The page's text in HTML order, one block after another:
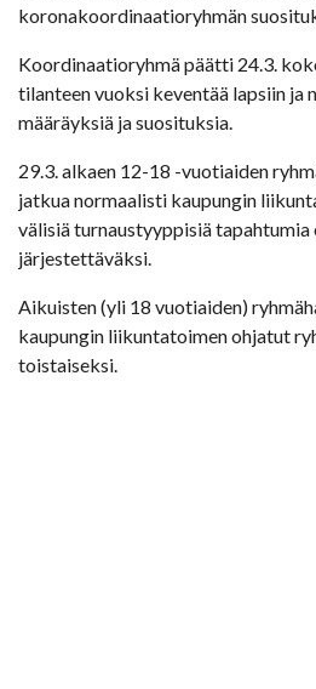
koronakoordinaatioryhmän
Koordinaatioryhmä päätti 24.3.
tilanteen vuoksi keventää lapsiin ja
määräyksiä ja suosituksia.
29.3. alkaen 12-18 -vuotiaiden
jatkua normaalisti kaupungin
välisiä turnaustyyppisiä tapahtumia
järjestettäväksi.
Aikuisten (yli 18 vuotiaiden)
kaupungin liikuntatoimen ohjatut
toistaiseksi.